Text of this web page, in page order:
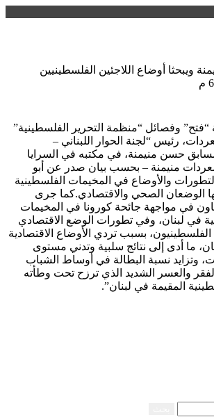
ويبحثا أوضاع اللاجئين الفلسطينيين
وفصائل “منظمة التحرير الفلسطينية”
رئيس “لجنة الحوار اللبناني –
حسن منيمنة، في مكتبه في السرايا
منيمنة – بحسب بيان صدر عن أبو
والأوضاع في المخيمات الفلسطينية
الوضعان الصحي والاقتصادي.كما جرى
في مواجهة جائحة كورونا في المخيمات
في لبنان، وفي تطورات الوضع الاقتصادي
الفلسطينيون، بسبب تردي الأوضاع الاقتصادية
ما أدى إلى نتائج سلبية وتدني مستوى
وتزايد نسبة البطالة في أوساط الشباب
والعسر الشديد الذي ترزح تحت وطأته
المقيمة في لبنان”.